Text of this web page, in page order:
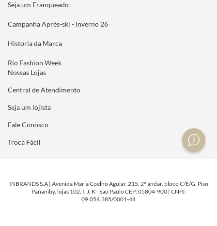
Seja um Franqueado
Campanha Aprés-ski - Inverno 26
Historia da Marca
Rio Fashion Week
Nossas Lojas
Central de Atendimento
Seja um lojista
Fale Conosco
Troca Fácil
INBRANDS S.A | Avenida Maria Coelho Aguiar, 215, 2º andar, bloco C/E/G, Piso
Panamby, lojas 102, I, J, K - São Paulo CEP: 05804-900 | CNPJ:
09.054.385/0001-44